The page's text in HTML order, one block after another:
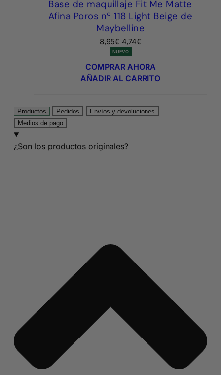
Base de maquillaje Fit Me Matte
Afina Poros nº 118 Light Beige de
Maybelline
8,95€ El
precio
original
era:
8,95€.
4,74€El
actual
es:
4,74€.
NUEVO
COMPRAR AHORA
AÑADIR AL CARRITO
Productos Pedidos
Envíos y devoluciones
Medios de pago
¿Son los productos originales?